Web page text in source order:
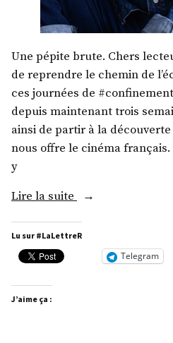
Une pépite brute. Chers
de reprendre le chemin de
ces journées de
depuis maintenant trois
ainsi de partir à la
nous offre le cinéma
y
Lire la suite « M.
Pauly »
Lu sur #LaLettreR
Telegram
J’aime ça :